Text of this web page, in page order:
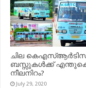
ചില
ബസ്സുകൾക്ക്
നീലനിറം?
July 29, 2020